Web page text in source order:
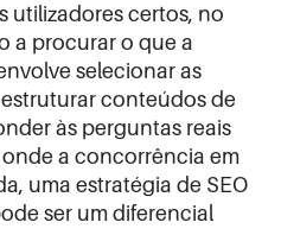
utilizadores certos, no
a procurar o que a
selecionar as
conteúdos de
às perguntas reais
a concorrência em
uma estratégia de SEO
ser um diferencial